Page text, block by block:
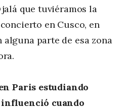
que tuviéramos la
en Cusco, en
alguna parte de esa zona
Paris estudiando
influenció cuando